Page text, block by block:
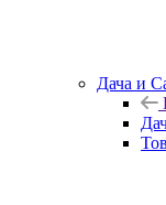
Дача и